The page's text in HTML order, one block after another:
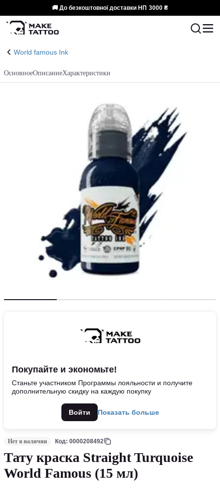
🚚 До безкоштовної доставки НП 3000 ₴
World famous Ink
ОсновноеОписаниеХарактеристики
Покупайте и экономьте!
Станьте участником Программы лояльности и получите
дополнительную скидку на каждую покупку
Войти Показать больше
Нет в наличии Код: 0000208492
Тату краска Straight Turquoise
World Famous (15 мл)